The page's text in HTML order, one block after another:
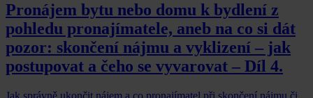
Pronájem bytu nebo domu k bydlení z
pohledu pronajímatele, aneb na co si dát
pozor: skončení nájmu a vyklizení – jak
postupovat a čeho se vyvarovat – Díl 4.
Jak správně ukončit nájem a co pronajímatel při skončení nájmu či